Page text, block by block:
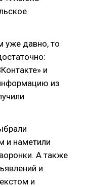
уже давно, то
и
из
и наметили
А также
и
и